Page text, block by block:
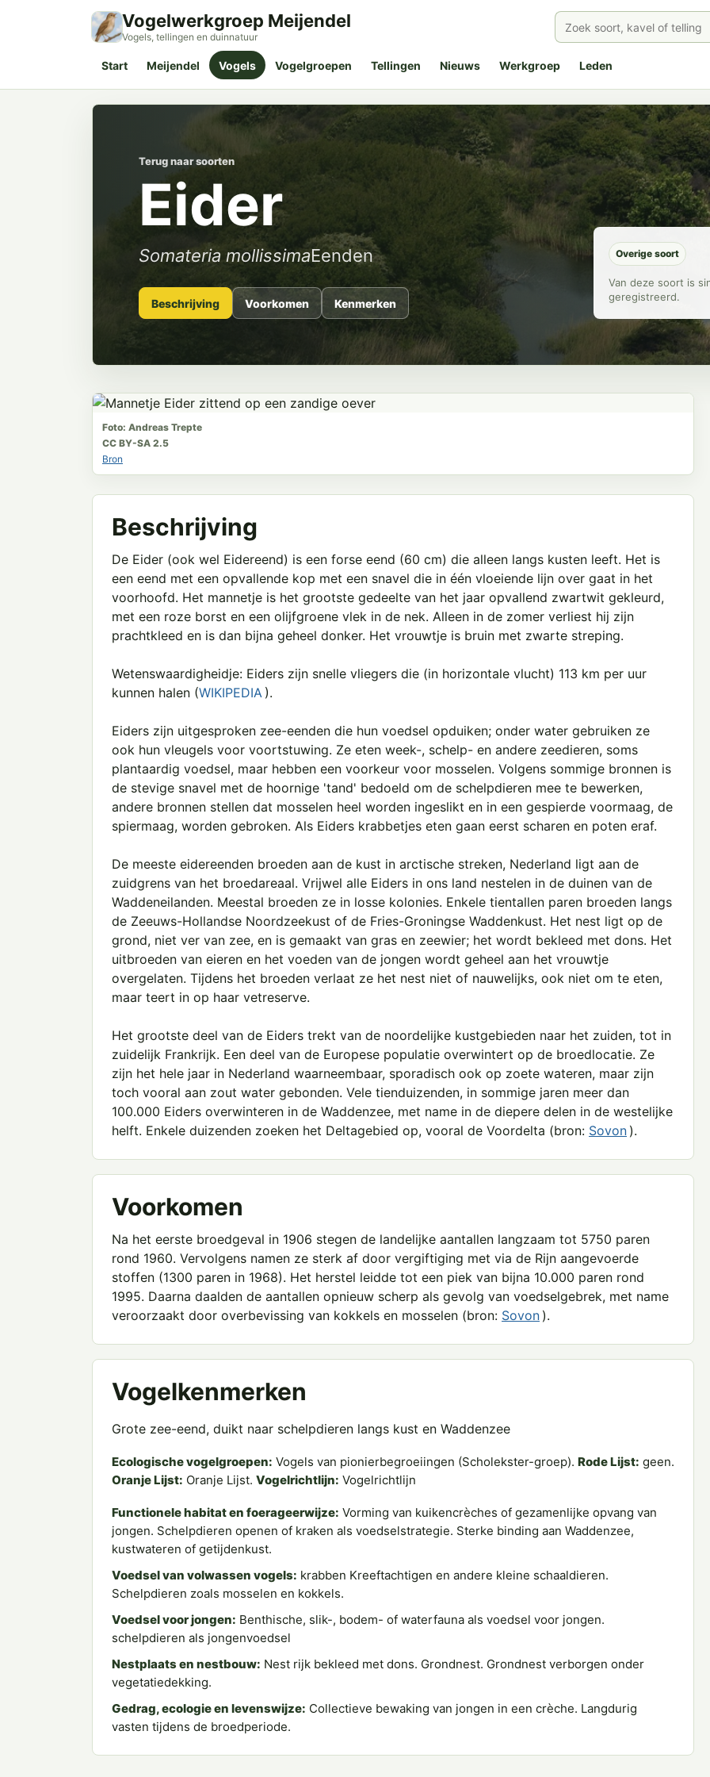
Vogelwerkgroep Meijendel
Vogels, tellingen en duinnatuur
Start Meijendel Vogels Vogelgroepen Tellingen Nieuws Werkgroep Leden
Terug naar soorten
Eider
Somateria mollissimaEenden
Beschrijving Voorkomen Kenmerken
Overige soort
Van deze soort is
geregistreerd.
Foto: Andreas Trepte
CC BY-SA 2.5
Bron
Beschrijving
De Eider (ook wel Eidereend) is een forse eend (60 cm) die alleen langs kusten leeft. Het is
een eend met een opvallende kop met een snavel die in één vloeiende lijn over gaat in het
voorhoofd. Het mannetje is het grootste gedeelte van het jaar opvallend zwartwit gekleurd,
met een roze borst en een olijfgroene vlek in de nek. Alleen in de zomer verliest hij zijn
prachtkleed en is dan bijna geheel donker. Het vrouwtje is bruin met zwarte streping.
Wetenswaardigheidje: Eiders zijn snelle vliegers die (in horizontale vlucht) 113 km per uur
kunnen halen (WIKIPEDIA ).
Eiders zijn uitgesproken zee-eenden die hun voedsel opduiken; onder water gebruiken ze
ook hun vleugels voor voortstuwing. Ze eten week-, schelp- en andere zeedieren, soms
plantaardig voedsel, maar hebben een voorkeur voor mosselen. Volgens sommige bronnen is
de stevige snavel met de hoornige 'tand' bedoeld om de schelpdieren mee te bewerken,
andere bronnen stellen dat mosselen heel worden ingeslikt en in een gespierde voormaag, de
spiermaag, worden gebroken. Als Eiders krabbetjes eten gaan eerst scharen en poten eraf.
De meeste eidereenden broeden aan de kust in arctische streken, Nederland ligt aan de
zuidgrens van het broedareaal. Vrijwel alle Eiders in ons land nestelen in de duinen van de
Waddeneilanden. Meestal broeden ze in losse kolonies. Enkele tientallen paren broeden langs
de Zeeuws-Hollandse Noordzeekust of de Fries-Groningse Waddenkust. Het nest ligt op de
grond, niet ver van zee, en is gemaakt van gras en zeewier; het wordt bekleed met dons. Het
uitbroeden van eieren en het voeden van de jongen wordt geheel aan het vrouwtje
overgelaten. Tijdens het broeden verlaat ze het nest niet of nauwelijks, ook niet om te eten,
maar teert in op haar vetreserve.
Het grootste deel van de Eiders trekt van de noordelijke kustgebieden naar het zuiden, tot in
zuidelijk Frankrijk. Een deel van de Europese populatie overwintert op de broedlocatie. Ze
zijn het hele jaar in Nederland waarneembaar, sporadisch ook op zoete wateren, maar zijn
toch vooral aan zout water gebonden. Vele tienduizenden, in sommige jaren meer dan
100.000 Eiders overwinteren in de Waddenzee, met name in de diepere delen in de westelijke
helft. Enkele duizenden zoeken het Deltagebied op, vooral de Voordelta (bron: Sovon ).
Voorkomen
Na het eerste broedgeval in 1906 stegen de landelijke aantallen langzaam tot 5750 paren
rond 1960. Vervolgens namen ze sterk af door vergiftiging met via de Rijn aangevoerde
stoffen (1300 paren in 1968). Het herstel leidde tot een piek van bijna 10.000 paren rond
1995. Daarna daalden de aantallen opnieuw scherp als gevolg van voedselgebrek, met name
veroorzaakt door overbevissing van kokkels en mosselen (bron: Sovon ).
Vogelkenmerken
Grote zee-eend, duikt naar schelpdieren langs kust en Waddenzee
Ecologische vogelgroepen: Vogels van pionierbegroeiingen (Scholekster-groep). Rode Lijst: geen.
Oranje Lijst: Oranje Lijst. Vogelrichtlijn: Vogelrichtlijn
Functionele habitat en foerageerwijze: Vorming van kuikencrèches of gezamenlijke opvang van
jongen. Schelpdieren openen of kraken als voedselstrategie. Sterke binding aan Waddenzee,
kustwateren of getijdenkust.
Voedsel van volwassen vogels: krabben Kreeftachtigen en andere kleine schaaldieren.
Schelpdieren zoals mosselen en kokkels.
Voedsel voor jongen: Benthische, slik-, bodem- of waterfauna als voedsel voor jongen.
schelpdieren als jongenvoedsel
Nestplaats en nestbouw: Nest rijk bekleed met dons. Grondnest. Grondnest verborgen onder
vegetatiedekking.
Gedrag, ecologie en levenswijze: Collectieve bewaking van jongen in een crèche. Langdurig
vasten tijdens de broedperiode.